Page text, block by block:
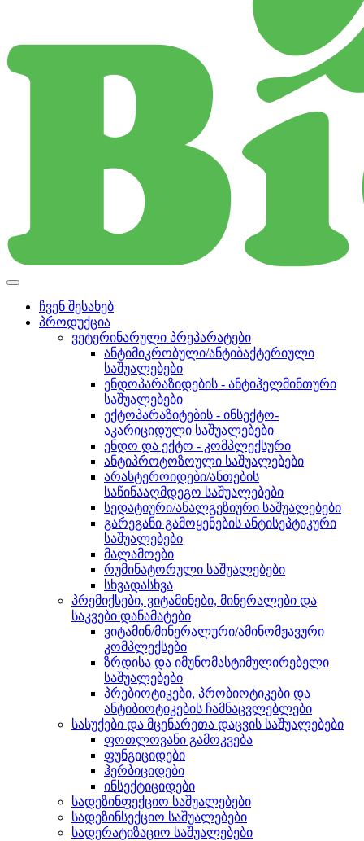
ჩვენ შესახებ
პროდუქცია
ვეტერინარული პრეპარატები
ანტიმიკრობული/ანტიბაქტერიული
საშუალებები
ენდოპარაზიდების - ანტიჰელმინთური
საშუალებები
ექტოპარაზიტების - ინსექტო-
აკარიციდული საშუალებები
ენდო და ექტო - კომპლექსური
ანტიპროტოზოული საშუალებები
არასტეროიდები/ანთების
საწინააღმდეგო საშუალებები
სედატიური/ანალგეზიური საშუალებები
გარეგანი გამოყენების ანტისეპტიკური
საშუალებები
მალამოები
რუმინატორული საშუალებები
სხვადასხვა
პრემიქსები, ვიტამინები, მინერალები და
საკვები დანამატები
ვიტამინ/მინერალური/ამინომჟავური
კომპლექსები
ზრდისა და იმუნომასტიმულირებელი
საშუალებები
პრებიოტიკები, პრობიოტიკები და
ანტიბიოტიკების ჩამნაცვლებლები
სასუქები და მცენარეთა დაცვის საშუალებები
ფოთლოვანი გამოკვება
ფუნგიციდები
ჰერბიციდები
ინსექტიციდები
სადეზინფექციო საშუალებები
სადეზინსექციო საშუალებები
სადერატიზაციო საშუალებები